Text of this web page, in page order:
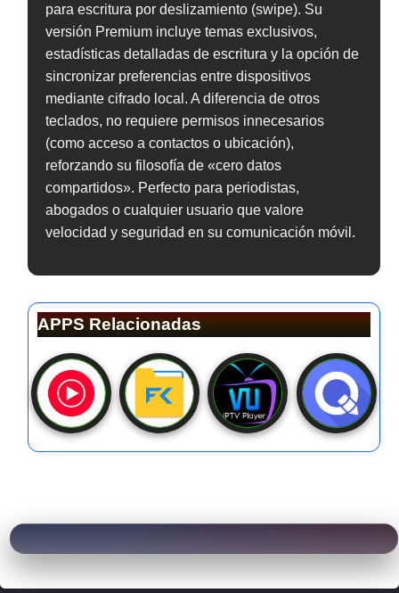
para escritura por deslizamiento (swipe). Su
versión Premium incluye temas exclusivos,
estadísticas detalladas de escritura y la opción de
sincronizar preferencias entre dispositivos
mediante cifrado local. A diferencia de otros
teclados, no requiere permisos innecesarios
(como acceso a contactos o ubicación),
reforzando su filosofía de «cero datos
compartidos». Perfecto para periodistas,
abogados o cualquier usuario que valore
velocidad y seguridad en su comunicación móvil.
APPS Relacionadas